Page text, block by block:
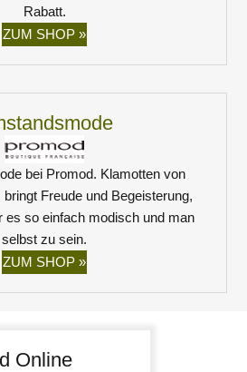
Rabatt.
ZUM SHOP »
bei Promod. Klamotten von
Freude und Begeisterung,
es so einfach modisch und man
selbst zu sein.
ZUM SHOP »
Online